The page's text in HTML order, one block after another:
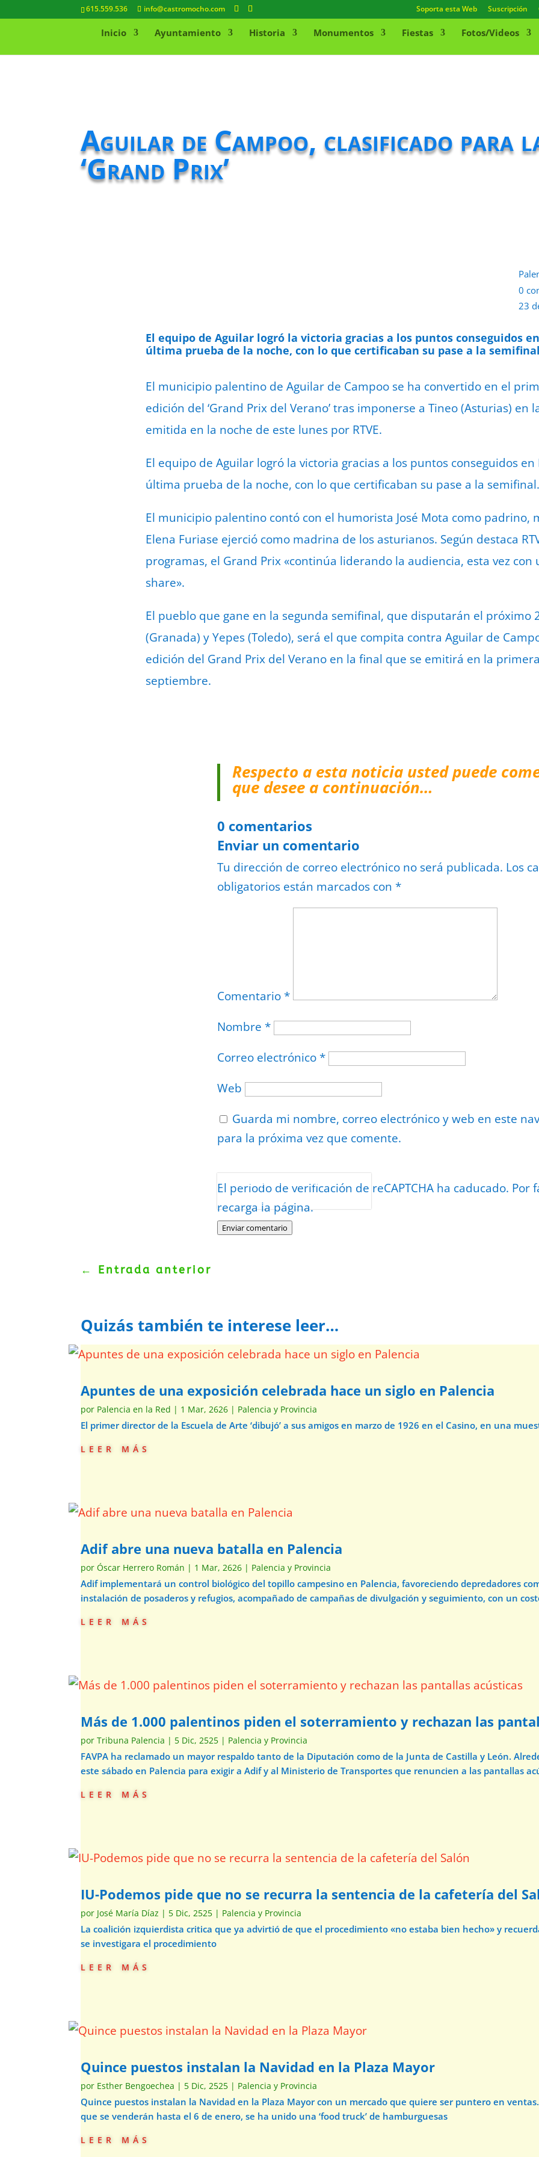
615.559.536 info@castromocho.com Soporta esta Web Suscripción
Inicio Ayuntamiento Historia Monumentos Fiestas Fotos/Videos
Aguilar de Campoo, clasificado para
‘Grand Prix’
0
23
El equipo de Aguilar logró la victoria gracias a los puntos conseguidos en
última prueba de la noche, con lo que certificaban su pase a la
El municipio palentino de Aguilar de Campoo se ha convertido en el
edición del ‘Grand Prix del Verano’ tras imponerse a Tineo (Asturias) en
emitida en la noche de este lunes por RTVE.
El equipo de Aguilar logró la victoria gracias a los puntos conseguidos en
última prueba de la noche, con lo que certificaban su pase a la semifinal.
El municipio palentino contó con el humorista José Mota como padrino,
Elena Furiase ejerció como madrina de los asturianos. Según destaca
programas, el Grand Prix «continúa liderando la audiencia, esta vez con
share».
El pueblo que gane en la segunda semifinal, que disputarán el próximo
(Granada) y Yepes (Toledo), será el que compita contra Aguilar de
edición del Grand Prix del Verano en la final que se emitirá en la
septiembre.
Respecto a esta noticia usted puede
que desee a continuación…
0 comentarios
Enviar un comentario
Tu dirección de correo electrónico no será publicada. Los
obligatorios están marcados con *
Comentario *
Nombre *
Correo electrónico *
Web
Guarda mi nombre, correo electrónico y web en este
para la próxima vez que comente.
El periodo de verificación de reCAPTCHA ha caducado. Por
recarga la página.
Enviar comentario
Protegidos por reCAPTCHA
Términos
← Entrada anterior
Quizás también te interese leer…
Apuntes de una exposición celebrada hace un siglo en Palencia
por Palencia en la Red | 1 Mar, 2626 | Palencia y Provincia
El primer director de la Escuela de Arte ‘dibujó’ a sus amigos en marzo de 1926 en el Casino, en una
leer más
Adif abre una nueva batalla en Palencia
porÓscar Herrero Román | 1 Mar, 2626 | Palencia y Provincia
Adif implementará un control biológico del topillo campesino en Palencia, favoreciendo depredadores
instalación de posaderos y refugios, acompañado de campañas de divulgación y seguimiento, con un
leer más
Más de 1.000 palentinos piden el soterramiento y rechazan las
porTribuna Palencia | 5 Dic, 2525 | Palencia y Provincia
FAVPA ha reclamado un mayor respaldo tanto de la Diputación como de la Junta de Castilla y León.
este sábado en Palencia para exigir a Adif y al Ministerio de Transportes que renuncien a las pantallas
leer más
IU-Podemos pide que no se recurra la sentencia de la cafetería del
por José María Díaz | 5 Dic, 2525 | Palencia y Provincia
La coalición izquierdista critica que ya advirtió de que el procedimiento «no estaba bien hecho» y
se investigara el procedimiento
leer más
Quince puestos instalan la Navidad en la Plaza Mayor
por Esther Bengoechea | 5 Dic, 2525 | Palencia y Provincia
Quince puestos instalan la Navidad en la Plaza Mayor con un mercado que quiere ser puntero en
que se venderán hasta el 6 de enero, se ha unido una ‘food truck’ de hamburguesas
leer más